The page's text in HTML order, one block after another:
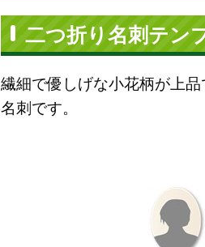
二つ折り名刺テン
繊細で優しげな小花柄が上
名刺です。